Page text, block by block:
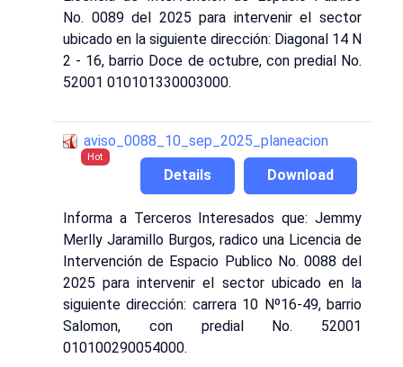
No. 0089 del 2025 para intervenir el sector
ubicado en la siguiente dirección: Diagonal 14 N
2 - 16, barrio Doce de octubre, con predial No.
52001 010101330003000.
aviso_0088_10_sep_2025_planeacion
Hot
Download
Details
Informa a Terceros Interesados que: Jemmy
Merlly Jaramillo Burgos, radico una Licencia de
Intervención de Espacio Publico No. 0088 del
2025 para intervenir el sector ubicado en la
siguiente dirección: carrera 10 Nº16-49, barrio
Salomon, con predial No. 52001
010100290054000.